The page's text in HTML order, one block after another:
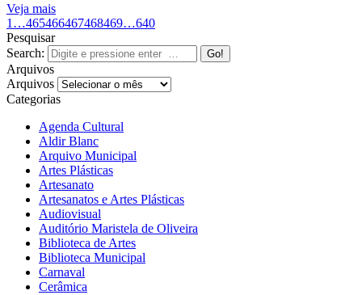
Veja mais
1 …465466467468469…640
Pesquisar
Search:
Arquivos
Arquivos
Categorias
Agenda Cultural
Aldir Blanc
Arquivo Municipal
Artes Plásticas
Artesanato
Artesanatos e Artes Plásticas
Audiovisual
Auditório Maristela de Oliveira
Biblioteca de Artes
Biblioteca Municipal
Carnaval
Cerâmica